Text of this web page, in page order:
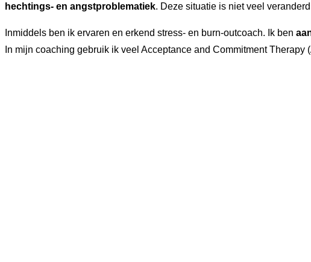
hechtings- en angstproblematiek. Deze situatie is niet veel
Inmiddels ben ik ervaren en erkend stress- en burn-outcoach. Ik ben
In mijn coaching gebruik ik veel Acceptance and Commitment Therapy